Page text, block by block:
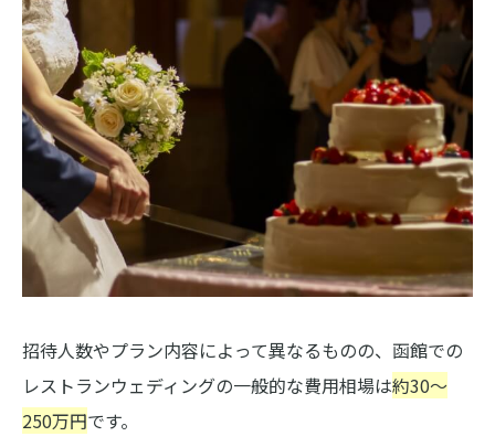
招待人数やプラン内容によって異なるものの、函館での
レストランウェディングの一般的な費用相場は約30〜
250万円です。